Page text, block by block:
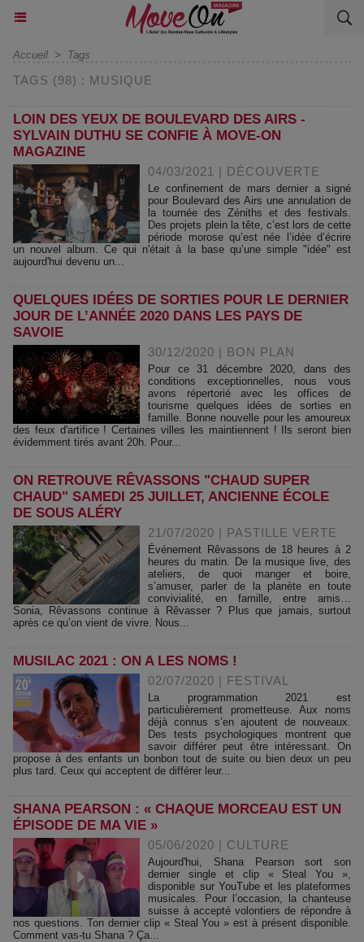
Accueil > Tags
TAGS (98) : MUSIQUE
LOIN DES YEUX DE BOULEVARD DES AIRS -
SYLVAIN DUTHU SE CONFIE À MOVE-ON
MAGAZINE
04/03/2021 | DÉCOUVERTE
Le confinement de mars dernier a signé
pour Boulevard des Airs une annulation de
la tournée des Zéniths et des festivals.
Des projets plein la tête, c’est lors de cette
période morose qu’est née l’idée d’écrire
un nouvel album. Ce qui n'était à la base qu’une simple "idée" est
aujourd'hui devenu un...
QUELQUES IDÉES DE SORTIES POUR LE DERNIER
JOUR DE L’ANNÉE 2020 DANS LES PAYS DE
SAVOIE
30/12/2020 | BON PLAN
Pour ce 31 décembre 2020, dans des
conditions exceptionnelles, nous vous
avons répertorié avec les offices de
tourisme quelques idées de sorties en
famille. Bonne nouvelle pour les amoureux
des feux d'artifice ! Certaines villes les maintiennent ! Ils seront bien
évidemment tirés avant 20h. Pour...
ON RETROUVE RÊVASSONS "CHAUD SUPER
CHAUD" SAMEDI 25 JUILLET, ANCIENNE ÉCOLE
DE SOUS ALÉRY
21/07/2020 | PASTILLE VERTE
Événement Rêvassons de 18 heures à 2
heures du matin. De la musique live, des
ateliers, de quoi manger et boire,
s’amuser, parler de la planète en toute
convivialité, en famille, entre amis…
Sonia, Rêvassons continue à Rêvasser ? Plus que jamais, surtout
après ce qu’on vient de vivre. Nous...
MUSILAC 2021 : ON A LES NOMS !
02/07/2020 | FESTIVAL
La programmation 2021 est
particulièrement prometteuse. Aux noms
déjà connus s’en ajoutent de nouveaux.
Des tests psychologiques montrent que
savoir différer peut être intéressant. On
propose à des enfants un bonbon tout de suite ou bien deux un peu
plus tard. Ceux qui acceptent de différer leur...
SHANA PEARSON : « CHAQUE MORCEAU EST UN
ÉPISODE DE MA VIE »
05/06/2020 | CULTURE
Aujourd'hui, Shana Pearson sort son
dernier single et clip « Steal You »,
disponible sur YouTube et les plateformes
musicales. Pour l’occasion, la chanteuse
suisse à accepté volontiers de répondre à
nos questions. Ton dernier clip « Steal You » est à présent disponible.
Comment vas-tu Shana ? Ça...